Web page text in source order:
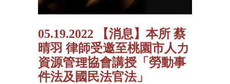
05.19.2022 【消息】本所 蔡
晴羽 律師受邀至桃園市人力
資源管理協會講授「勞動事
件法及國民法官法」